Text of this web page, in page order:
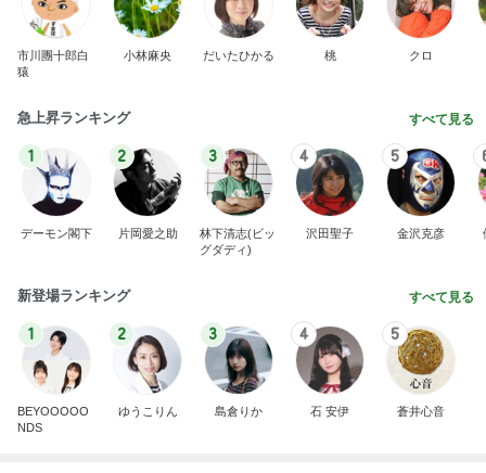
市川團十郎白
猿
小林麻央 だいたひかる 桃 クロ
急上昇ランキング すべて見る
1
デーモン閣下
2
片岡愛之助
3
林下清志(ビッ
グダディ)
4
沢田聖子
5
金沢克彦
新登場ランキング すべて見る
1
BEYOOOOO
NDS
2
ゆうこりん
3
島倉りか
4
石 安伊
5
蒼井心音